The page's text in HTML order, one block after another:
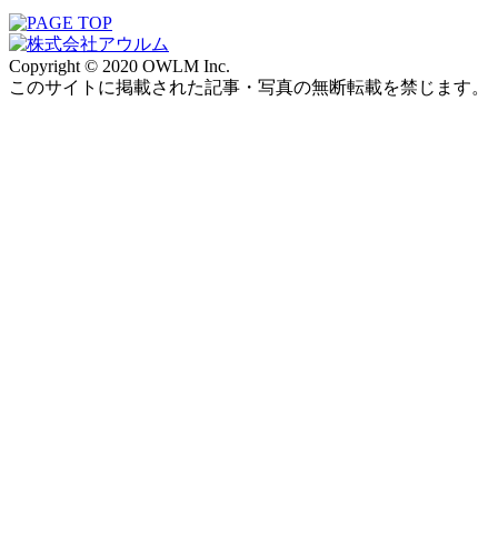
Copyright © 2020 OWLM Inc.
このサイトに掲載された記事・写真の無断転載を禁じます。